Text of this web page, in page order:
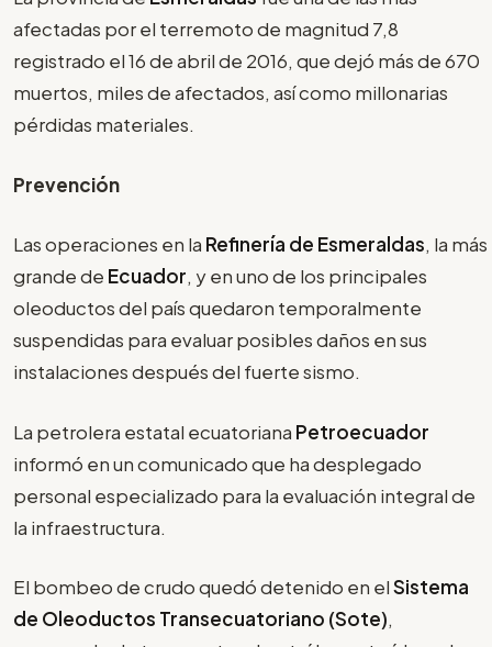
afectadas por el terremoto de magnitud 7,8
registrado el 16 de abril de 2016, que dejó más de 670
muertos, miles de afectados, así como millonarias
pérdidas materiales.
Prevención
Las operaciones en la Refinería de Esmeraldas, la más
grande de Ecuador, y en uno de los principales
oleoductos del país quedaron temporalmente
suspendidas para evaluar posibles daños en sus
instalaciones después del fuerte sismo.
La petrolera estatal ecuatoriana Petroecuador
informó en un comunicado que ha desplegado
personal especializado para la evaluación integral de
la infraestructura.
El bombeo de crudo quedó detenido en elSistema
de Oleoductos Transecuatoriano (Sote),